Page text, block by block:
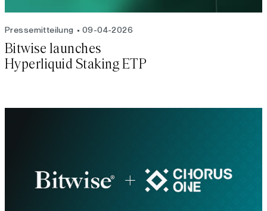
Pressemitteilung 09-04-2026
Bitwise launches
Hyperliquid Staking ETP